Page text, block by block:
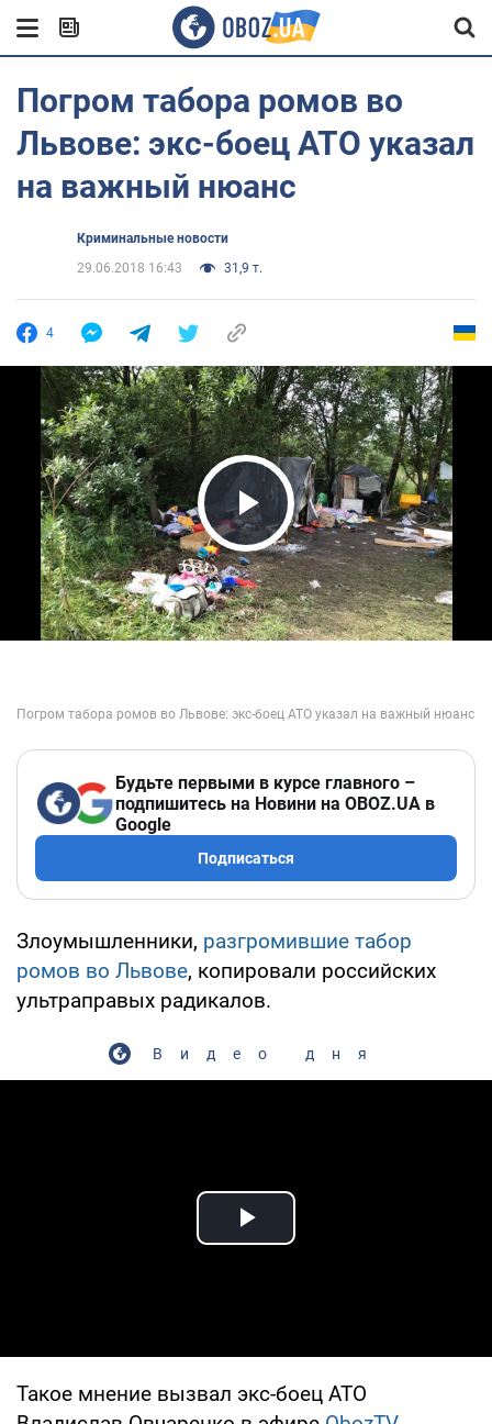
Погром табора ромов во
Львове: экс-боец АТО указал
на важный нюанс
Криминальные новости
29.06.2018 16:43
31,9 т.
4
Play Video
Будьте первыми в курсе главного –
подпишитесь на Новини на OBOZ.UA в
Google
Подписаться
Злоумышленники, разгромившие табор
ромов во Львове, копировали российских
ультраправых радикалов.
Видео дня
Play Video
Такое мнение вызвал экс-боец АТО